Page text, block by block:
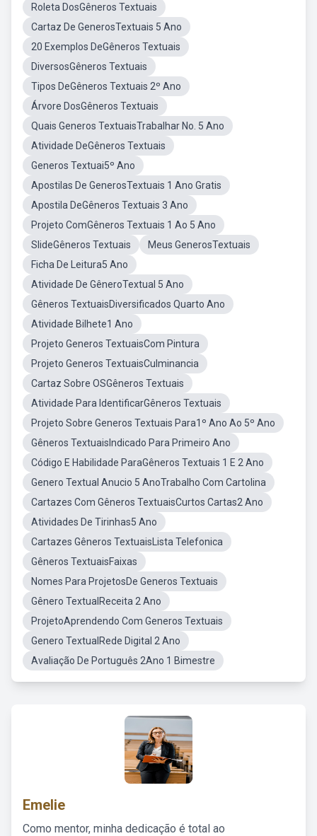
Roleta DosGêneros Textuais
Cartaz De GenerosTextuais 5 Ano
20 Exemplos DeGêneros Textuais
DiversosGêneros Textuais
Tipos DeGêneros Textuais 2º Ano
Árvore DosGêneros Textuais
Quais Generos TextuaisTrabalhar No. 5 Ano
Atividade DeGêneros Textuais
Generos Textuai5º Ano
Apostilas De GenerosTextuais 1 Ano Gratis
Apostila DeGêneros Textuais 3 Ano
Projeto ComGêneros Textuais 1 Ao 5 Ano
SlideGêneros Textuais
Meus GenerosTextuais
Ficha De Leitura5 Ano
Atividade De GêneroTextual 5 Ano
Gêneros TextuaisDiversificados Quarto Ano
Atividade Bilhete1 Ano
Projeto Generos TextuaisCom Pintura
Projeto Generos TextuaisCulminancia
Cartaz Sobre OSGêneros Textuais
Atividade Para IdentificarGêneros Textuais
Projeto Sobre Generos Textuais Para1º Ano Ao 5º Ano
Gêneros TextuaisIndicado Para Primeiro Ano
Código E Habilidade ParaGêneros Textuais 1 E 2 Ano
Genero Textual Anucio 5 AnoTrabalho Com Cartolina
Cartazes Com Gêneros TextuaisCurtos Cartas2 Ano
Atividades De Tirinhas5 Ano
Cartazes Gêneros TextuaisLista Telefonica
Gêneros TextuaisFaixas
Nomes Para ProjetosDe Generos Textuais
Gênero TextualReceita 2 Ano
ProjetoAprendendo Com Generos Textuais
Genero TextualRede Digital 2 Ano
Avaliação De Português 2Ano 1 Bimestre
Emelie
Como mentor, minha dedicação é total ao